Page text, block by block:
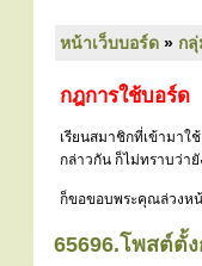
หน้าเว็บบอร์ด » ก
กฎการใช้บอร์ด
เรียนสมาชิกที่เข้ามาใ
กล่าวกัน ก็ไม่ทราบว่า
ก็ขอขอบพระคุณล่วงห
65696.โพสต์ตั้